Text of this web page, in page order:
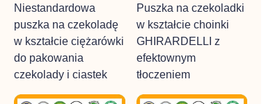
Niestandardowa
puszka na czekoladę
w kształcie ciężarówki
do pakowania
czekolady i ciastek
Puszka na czekoladki
w kształcie choinki
GHIRARDELLI z
efektownym
tłoczeniem